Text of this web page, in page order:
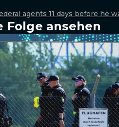
agents 11 days before he
Folge ansehen